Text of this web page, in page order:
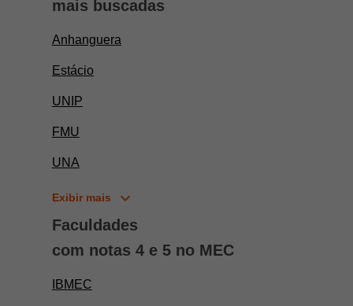
mais buscadas
Anhanguera
Estácio
UNIP
FMU
UNA
Exibir mais
Faculdades
com notas 4 e 5 no MEC
IBMEC